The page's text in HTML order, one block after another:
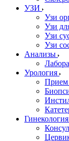
УЗИ
Узи
Узи
Узи
Узи
Анализы
Урология
Прием
Гинекология